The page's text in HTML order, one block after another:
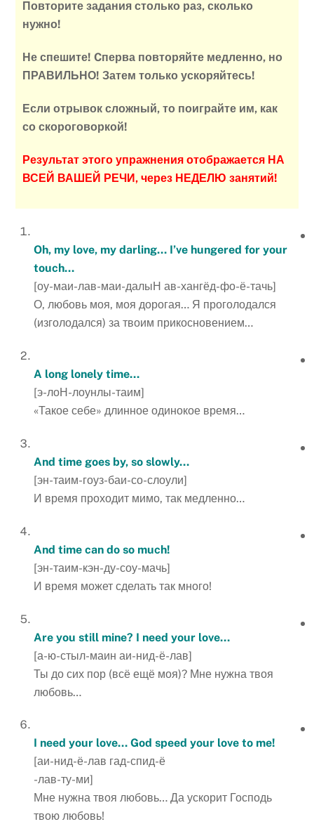
Повторите задания столько раз, сколько
нужно!
Не спешите! Cперва повторяйте медленно, но
ПРАВИЛЬНО! Затем только ускоряйтесь!
Если отрывок сложный, то поиграйте им, как
со скороговоркой!
Результат этого упражнения отображается НА
ВСЕЙ ВАШЕЙ РЕЧИ, через НЕДЕЛЮ занятий!
Oh, my love, my darling… I’ve hungered for your
touch…
[оу-маи-лав-маи-далыН ав-хангёд-фо-ё-тачь]
О, любовь моя, моя дорогая… Я проголодался
(изголодался) за твоим прикосновением…
A long lonely time…
[э-лоН-лоунлы-таим]
«Такое себе» длинное одинокое время…
And time goes by, so slowly…
[эн-таим-гоуз-баи-со-слоули]
И время проходит мимо, так медленно…
And time can do so much!
[эн-таим-кэн-ду-соу-мачь]
И время может сделать так много!
Are you still mine? I need your love…
[а-ю-стыл-маин аи-нид-ё-лав]
Ты до сих пор (всё ещё моя)? Мне нужна твоя
любовь…
I need your love… God speed your love to me!
[аи-нид-ё-лав гад-спид-ё
-лав-ту-ми]
Мне нужна твоя любовь… Да ускорит Господь
твою любовь!